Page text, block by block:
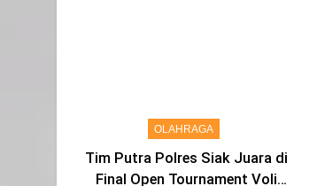
OLAHRAGA
Tim Putra Polres Siak Juara di
Final Open Tournament Voli